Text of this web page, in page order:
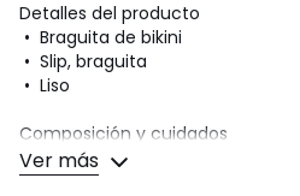
Detalles del producto
• Braguita de bikini
• Slip, braguita
• Liso
Composición y cuidados
• 83% poliamida y 17% elastán
• Para su cuidado, te
Ver más